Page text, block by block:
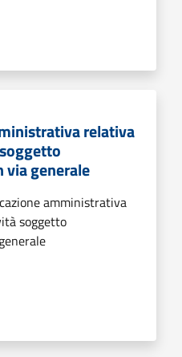
relativa
generale
amministrativa
soggetto